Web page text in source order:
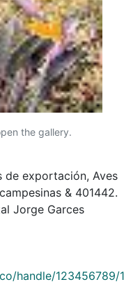
the gallery.
de exportación, Aves
& 401442.
Jorge Garces
handle/123456789/1